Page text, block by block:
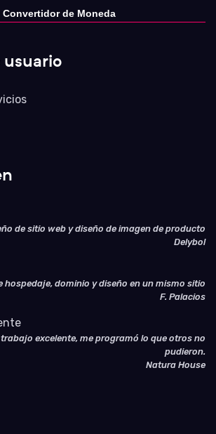
Convertidor de Moneda
usuario
de sitio web y diseño de imagen de producto
Delybol
hospedaje, dominio y diseño en un mismo sitio
F. Palacios
trabajo excelente, me programó lo que otros no
pudieron.
Natura House